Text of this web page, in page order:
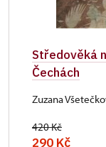
Středověká
Čechách
Zuzana
420 Kč
290 Kč